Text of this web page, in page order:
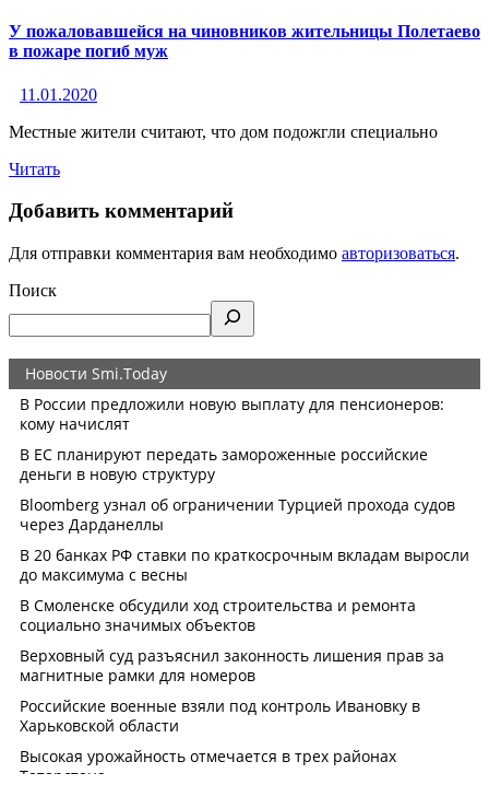
У пожаловавшейся на чиновников жительницы Полетаево
в пожаре погиб муж
11.01.2020
Местные жители считают, что дом подожгли специально
Читать
Добавить комментарий
Для отправки комментария вам необходимо авторизоваться.
Поиск